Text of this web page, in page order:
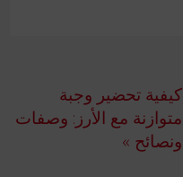
كيفية تحضير وجبة
متوازنة مع الأرز: وصفات
ونصائح »